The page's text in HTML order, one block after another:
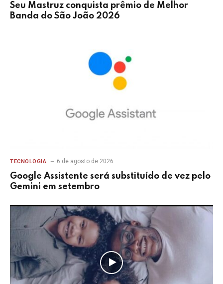
Seu Mastruz conquista prêmio de Melhor
Banda do São João 2026
TECNOLOGIA 6 de agosto de 2026
Google Assistente será substituído de vez pelo
Gemini em setembro